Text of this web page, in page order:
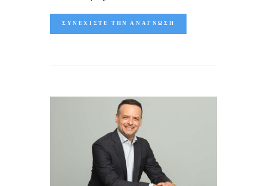
ΣΥΝΕΧΊΣΤΕ ΤΗΝ ΑΝΆΓΝΩΣΗ